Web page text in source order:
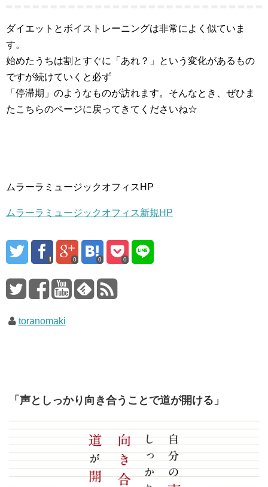
ダイエットとボイストレーニングは非常によく似ていま
す。
始めたうちは割とすぐに「あれ？」という変化があるもの
ですが続けていくと必ず
「停滞期」のようなものが訪れます。そんなとき、ぜひま
たこちらのページに戻ってきてくださいね☆
ムラーラミュージックオフィスHP
ムラーラミュージックオフィス新規HP
0 0 0
toranomaki
「声としっかり向き合うことで道が開ける」